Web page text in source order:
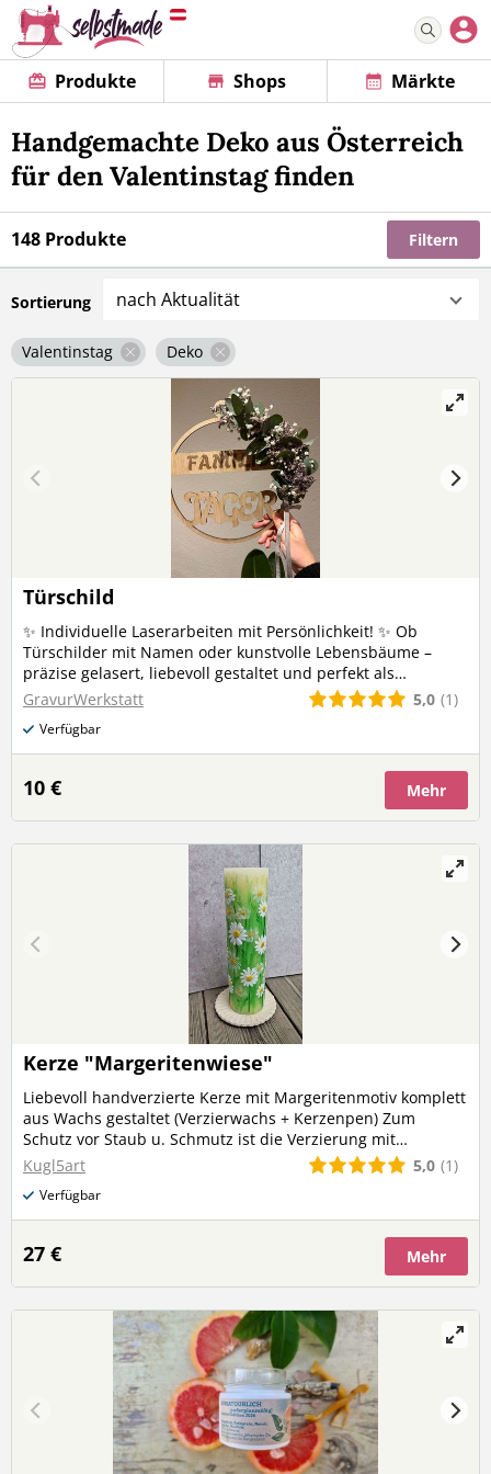
Produkte Shops Märkte
Handgemachte Deko aus Österreich
für den Valentinstag finden
148 Produkte Filtern
Sortierung nach Aktualität
Valentinstag Deko
Türschild
✨ Individuelle Laserarbeiten mit Persönlichkeit! ✨ Ob
Türschilder mit Namen oder kunstvolle Lebensbäume –
präzise gelasert, liebevoll gestaltet und perfekt als
Geschenk oder für dein Zuhause. 🌳🏡 Jetzt personalisieren
lassen und etwas Einzigartiges schaffen!
GravurWerkstatt 5,0 (1)
Verfügbar
10 € Mehr
Kerze "Margeritenwiese"
Liebevoll handverzierte Kerze mit Margeritenmotiv komplett
aus Wachs gestaltet (Verzierwachs + Kerzenpen) Zum
Schutz vor Staub u. Schmutz ist die Verzierung mit
Kerzenlack überzogen Kerzenfarbe: creme Höhe: ca. 25 cm
Durchmesser: ca. 6,8 cm Brenndauer: ca. 75 h
Kugl5art 5,0 (1)
Verfügbar
27 € Mehr